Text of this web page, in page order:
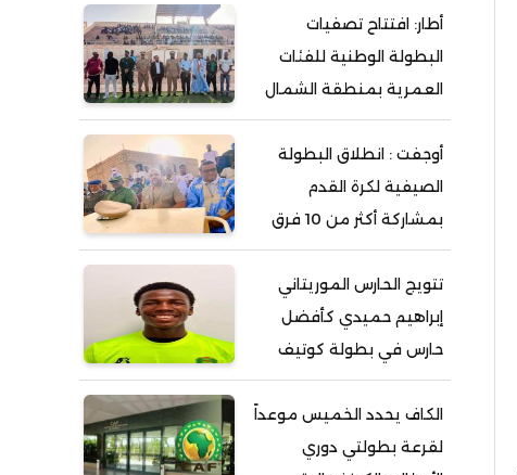
أطار: افتتاح تصفيات
البطولة الوطنية للفئات
العمرية بمنطقة الشمال
أوجفت : انطلاق البطولة
الصيفية لكرة القدم
بمشاركة أكثر من 10 فرق
تتويج الحارس الموريتاني
إبراهيم حميدي كأفضل
حارس في بطولة كوتيف
الكاف يحدد الخميس موعداً
لقرعة بطولتي دوري